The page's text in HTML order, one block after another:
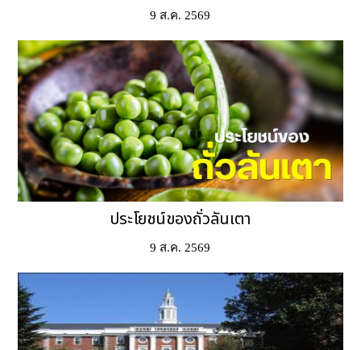
9 ส.ค. 2569
ประโยชน์ของถั่วลันเตา
9 ส.ค. 2569